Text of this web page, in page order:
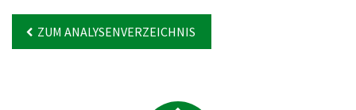
ZUM ANALYSENVERZEICHNIS